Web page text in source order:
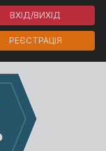
ВХІД/ВИХІД
РЕЄСТРАЦІЯ